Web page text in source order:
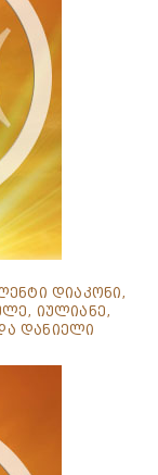
დიაკონი,
იულიანე,
დანიელი